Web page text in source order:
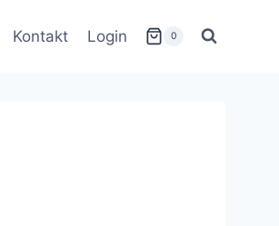
Kontakt Login 0